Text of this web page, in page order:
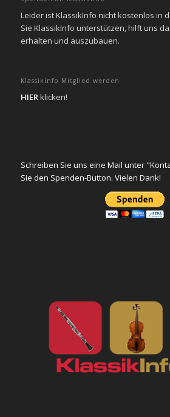
Leider ist KlassikInfo nicht kostenlos in
Sie KlassikInfo unterstützen, hilft uns
erhalten und auszubauen.
Klassikinfo Mitglied werden
HIERklicken!
Schreiben Sie uns eine Mail unter
Sie den Spenden-Button. Vielen Dank!